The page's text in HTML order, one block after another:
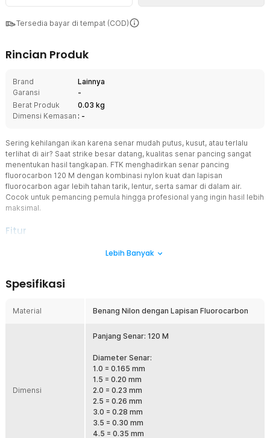
Tersedia bayar di tempat (COD)
Rincian Produk
Brand
Lainnya
Garansi
-
Berat Produk
0.03 kg
Dimensi Kemasan : -
Sering kehilangan ikan karena senar mudah putus, kusut, atau terlalu
terlihat di air? Saat strike besar datang, kualitas senar pancing sangat
menentukan hasil tangkapan. FTK menghadirkan senar pancing
fluorocarbon 120 M dengan kombinasi nylon kuat dan lapisan
fluorocarbon agar lebih tahan tarik, lentur, serta samar di dalam air.
Cocok untuk pemancing pemula hingga profesional yang ingin hasil lebih
maksimal.
Fitur
Lapisan Fluorocarbon Transparan
mendeteksi senar sehingga peluang strike meningkat. Cocok
untuk teknik mancing yang membutuhkan presentasi umpan natural.
Material nylon berkualitas membuat benang pancing ini memiliki
perlawanan ikan besar dengan lebih percaya diri. Cocok untuk
target ikan nila, patin, bawal, gabus hingga predator lainnya. Senar
pancing lebih andal saat fight berlangsung.
Lentur dan Mudah Digunakan
Struktur line dibuat fleksibel sehingga mudah dipasang ke reel
spinning maupun baitcasting. Tidak kaku dan lebih nyaman saat
lemparan jauh. Saat digunakan harian, senar tetap nyaman dikontrol
Lebih Banyak
Spesifikasi
Material Benang Nilon dengan Lapisan Fluorocarbon
Dimensi
Panjang Senar: 120 M
Diameter Senar:
1.0 = 0.165 mm
1.5 = 0.20 mm
2.0 = 0.23 mm
2.5 = 0.26 mm
3.0 = 0.28 mm
3.5 = 0.30 mm
4.5 = 0.35 mm